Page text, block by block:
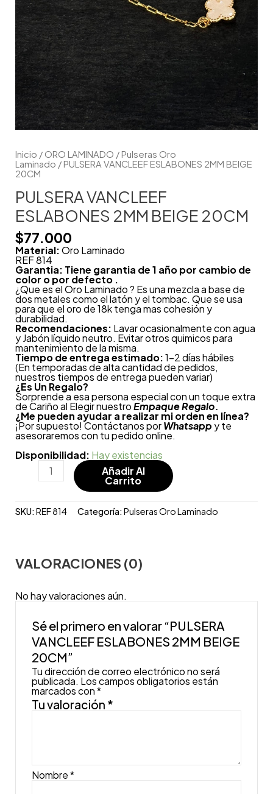
Inicio / ORO LAMINADO /Pulseras Oro
Laminado / PULSERA VANCLEEF ESLABONES 2MM BEIGE
20CM
PULSERA VANCLEEF
ESLABONES 2MM BEIGE 20CM
$77.000
Material:Oro Laminado
REF 814
Garantia: Tiene garantia de 1 año por cambio de
color o por defecto .
¿Que es el Oro Laminado ? Es una mezcla a base de
dos metales como el latón y el tombac. Que se usa
para que el oro de 18k tenga mas cohesión y
durabilidad.
Recomendaciones: Lavar ocasionalmente con agua
y Jabón líquido neutro. Evitar otros quimicos para
mantenimiento de la misma.
Tiempo de entrega estimado:1-2 días hábiles
(En temporadas de alta cantidad de pedidos,
nuestros tiempos de entrega pueden variar)
¿Es Un Regalo?
Sorprende a esa persona especial con un toque extra
de Cariño al Elegir nuestroEmpaque Regalo.
¿Me pueden ayudar a realizar mi orden en línea?
¡Por supuesto! Contáctanos porWhatsapp y te
asesoraremos con tu pedido online.
Disponibilidad: Hay existencias
Añadir Al
Carrito
SKU:REF 814 Categoría:Pulseras Oro Laminado
VALORACIONES (0)
No hay valoraciones aún.
Sé el primero en valorar “PULSERA
VANCLEEF ESLABONES 2MM BEIGE
20CM”
Tu dirección de correo electrónico no será
publicada. Los campos obligatorios están
marcados con*
Tu valoración *
Nombre*